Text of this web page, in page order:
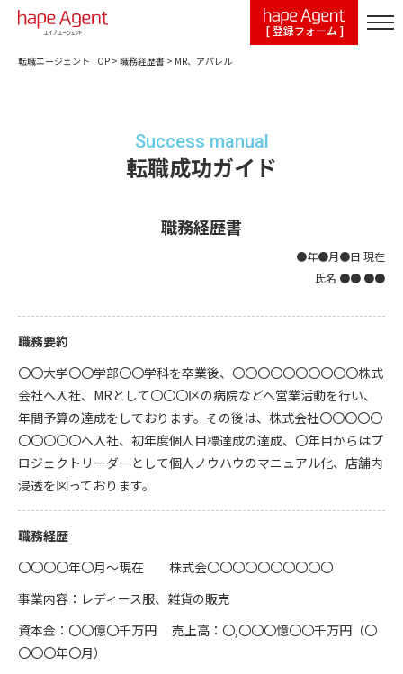
[ 登録フォーム ]
転職エージェント TOP > 職務経歴書 > MR、アパレル
Success manual
転職成功ガイド
職務経歴書
●年●月●日 現在
氏名 ●● ●●
職務要約
〇〇大学〇〇学部〇〇学科を卒業後、〇〇〇〇〇〇〇〇〇〇株式
会社へ入社、MRとして〇〇〇区の病院などへ営業活動を行い、
年間予算の達成をしております。その後は、株式会社〇〇〇〇〇
〇〇〇〇〇へ入社、初年度個人目標達成の達成、〇年目からはプ
ロジェクトリーダーとして個人ノウハウのマニュアル化、店舗内
浸透を図っております。
職務経歴
〇〇〇〇年〇月～現在 株式会〇〇〇〇〇〇〇〇〇〇
事業内容：レディース服、雑貨の販売
資本金：〇〇億〇千万円 売上高：〇,〇〇〇憶〇〇千万円（〇
〇〇〇年〇月）